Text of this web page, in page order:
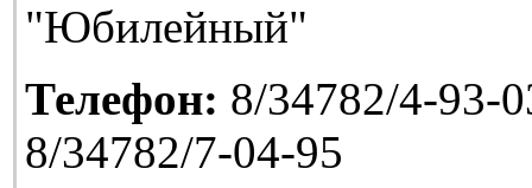
"Юбилейный"
Телефон: 8/34782/4-93-
8/34782/7-04-95